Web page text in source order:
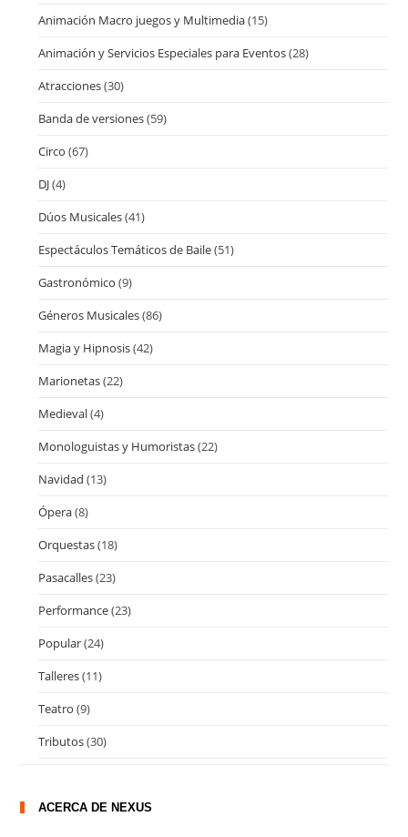
Animación Macro juegos y Multimedia(15)
Animación y Servicios Especiales para Eventos(28)
Atracciones(30)
Banda de versiones(59)
Circo (67)
DJ(4)
Dúos Musicales(41)
Espectáculos Temáticos de Baile(51)
Gastronómico (9)
Géneros Musicales(86)
Magia y Hipnosis(42)
Marionetas(22)
Medieval(4)
Monologuistas y Humoristas(22)
Navidad (13)
Ópera(8)
Orquestas(18)
Pasacalles(23)
Performance(23)
Popular(24)
Talleres(11)
Teatro (9)
Tributos(30)
ACERCA DE NEXUS